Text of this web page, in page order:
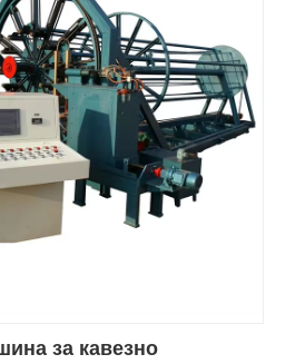
за кавезно